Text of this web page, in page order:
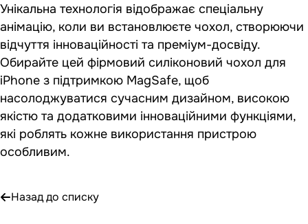
Унікальна технологія відображає спеціальну
анімацію, коли ви встановлюєте чохол, створюючи
відчуття інноваційності та преміум-досвіду.
Обирайте цей фірмовий силіконовий чохол для
iPhone з підтримкою MagSafe, щоб
насолоджуватися сучасним дизайном, високою
якістю та додатковими інноваційними функціями,
які роблять кожне використання пристрою
особливим.
Назад до списку